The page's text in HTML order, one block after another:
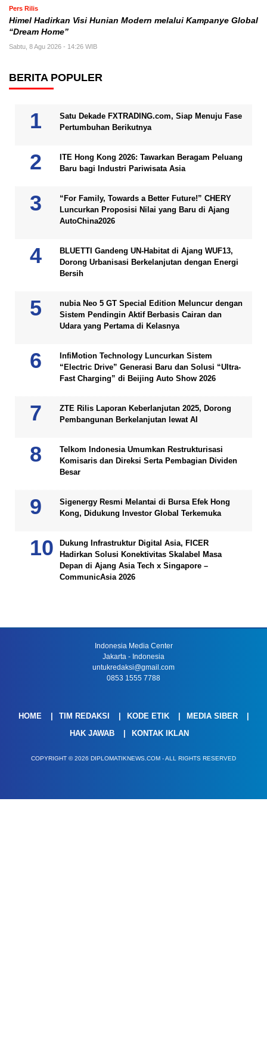
Pers Rilis
Himel Hadirkan Visi Hunian Modern melalui Kampanye Global
“Dream Home”
Sabtu, 8 Agu 2026 - 14:26 WIB
BERITA POPULER
Satu Dekade FXTRADING.com, Siap Menuju Fase
Pertumbuhan Berikutnya
ITE Hong Kong 2026: Tawarkan Beragam Peluang
Baru bagi Industri Pariwisata Asia
“For Family, Towards a Better Future!” CHERY
Luncurkan Proposisi Nilai yang Baru di Ajang
AutoChina2026
BLUETTI Gandeng UN-Habitat di Ajang WUF13,
Dorong Urbanisasi Berkelanjutan dengan Energi
Bersih
nubia Neo 5 GT Special Edition Meluncur dengan
Sistem Pendingin Aktif Berbasis Cairan dan
Udara yang Pertama di Kelasnya
InfiMotion Technology Luncurkan Sistem
“Electric Drive” Generasi Baru dan Solusi “Ultra-
Fast Charging” di Beijing Auto Show 2026
ZTE Rilis Laporan Keberlanjutan 2025, Dorong
Pembangunan Berkelanjutan lewat AI
Telkom Indonesia Umumkan Restrukturisasi
Komisaris dan Direksi Serta Pembagian Dividen
Besar
Sigenergy Resmi Melantai di Bursa Efek Hong
Kong, Didukung Investor Global Terkemuka
Dukung Infrastruktur Digital Asia, FICER
Hadirkan Solusi Konektivitas Skalabel Masa
Depan di Ajang Asia Tech x Singapore –
CommunicAsia 2026
Indonesia Media Center
Jakarta - Indonesia
untukredaksi@gmail.com
0853 1555 7788
HOME TIM REDAKSI KODE ETIK
MEDIA SIBER
HAK JAWAB
KONTAK IKLAN
COPYRIGHT © 2026 DIPLOMATIKNEWS.COM - ALL RIGHTS RESERVED